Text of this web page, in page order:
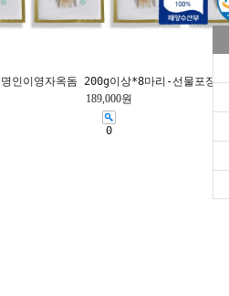
명인이영자옥돔 200g이상*8마리-선물포장
189,000원
0